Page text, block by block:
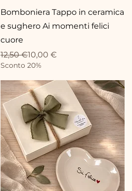
Bomboniera Tappo in ceramica
e sughero Ai momenti felici
cuore
Prix original
12,50 €
Prix promotionnel
10,00 €
Sconto 20%